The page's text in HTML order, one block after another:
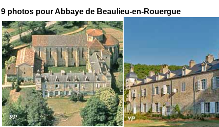
9 photos pour Abbaye de Beaulieu-en-Rouergue